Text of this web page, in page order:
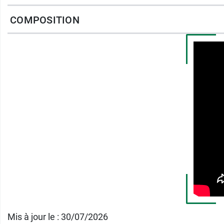
Respicat est notamment idéal en cas de
Fabriqué en France.
MP Labo propose un large choix de
COMPOSITION
Mis à jour le : 30/07/2026